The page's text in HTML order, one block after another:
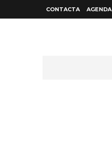
CONTACTA AGENDA